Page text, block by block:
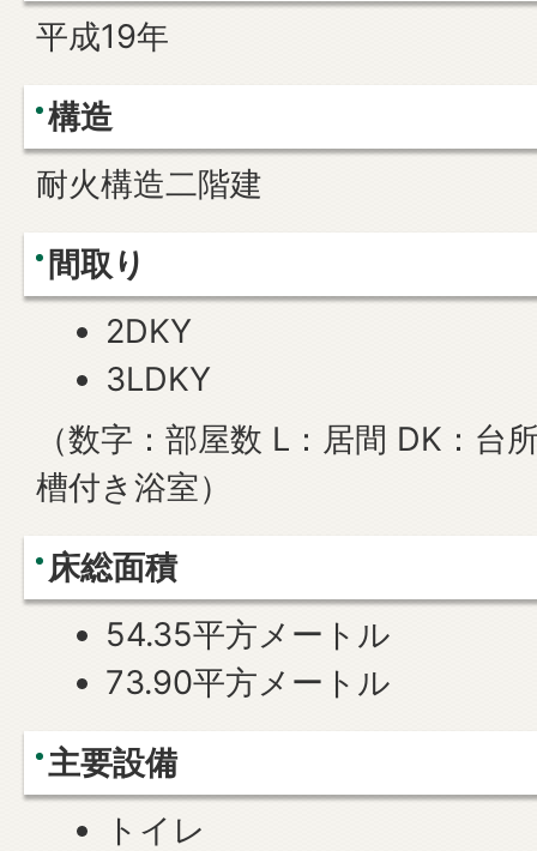
平成19年
構造
耐火構造二階建
間取り
2DKY
3LDKY
（数字：部屋数 L：居間 DK：台
槽付き浴室）
床総面積
54.35平方メートル
73.90平方メートル
主要設備
トイレ